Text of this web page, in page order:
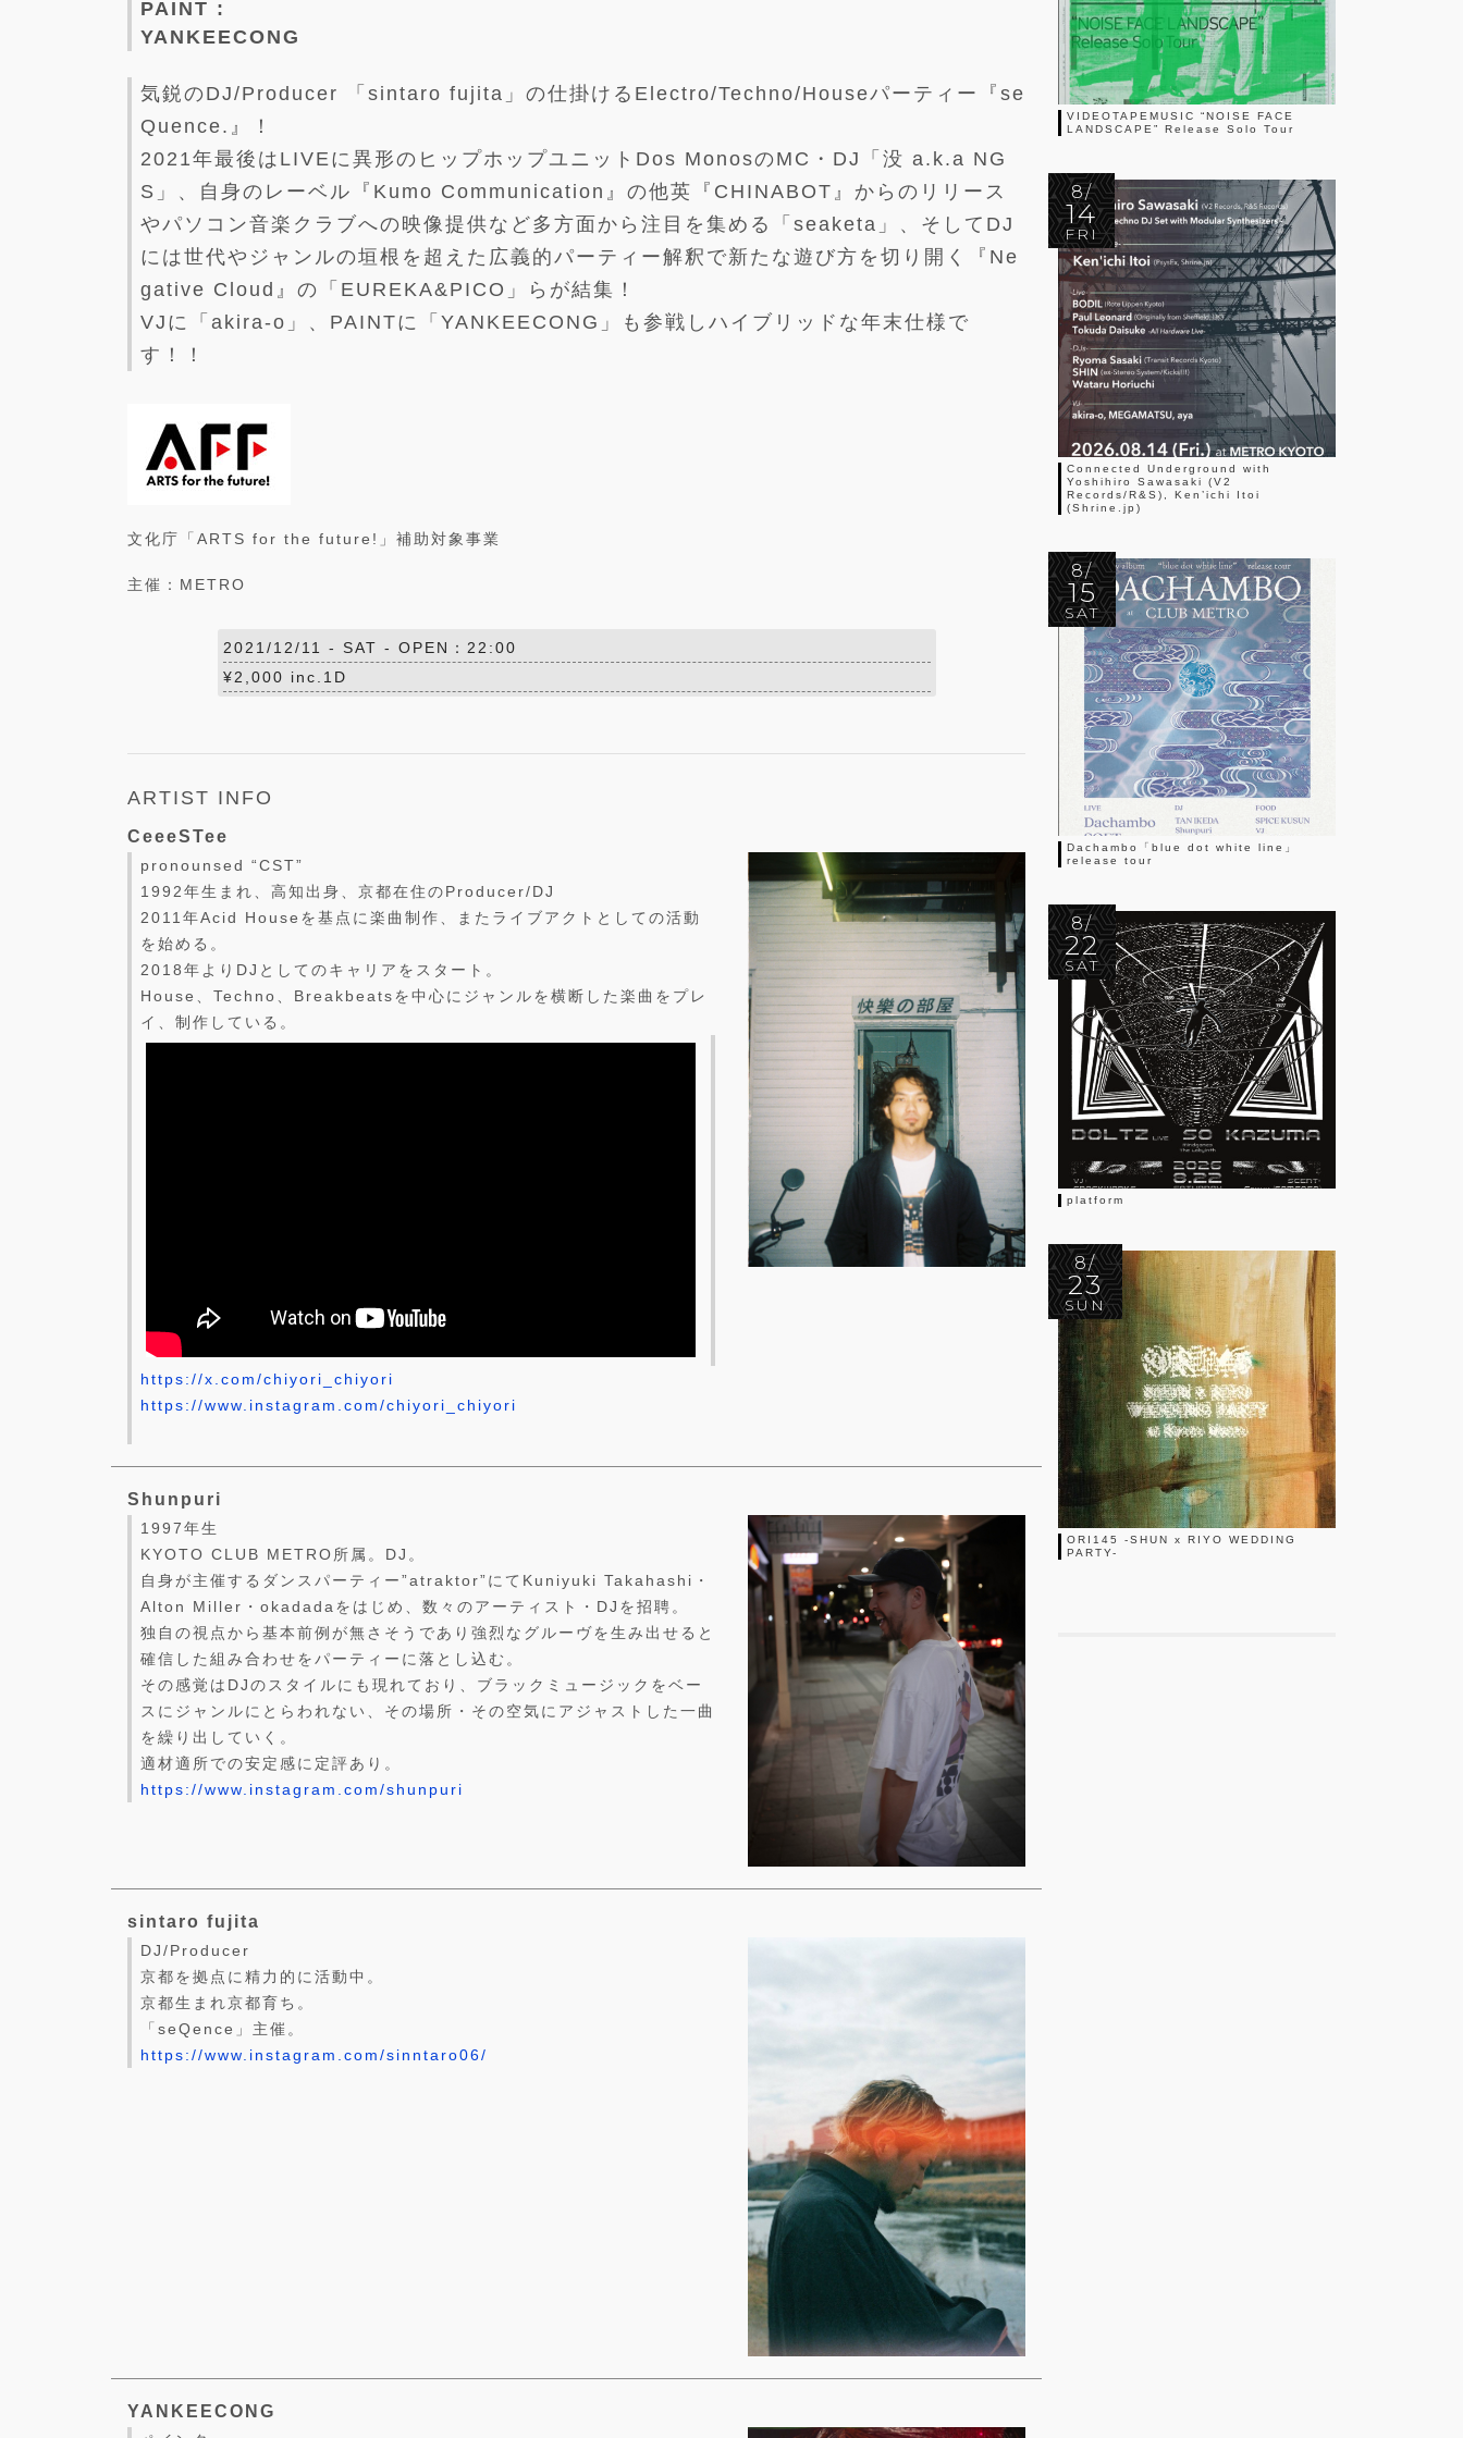
PAINT :
YANKEECONG
気鋭のDJ/Producer 「sintaro fujita」の仕掛けるElectro/Techno/Houseパーティー『se
Quence.』！
2021年最後はLIVEに異形のヒップホップユニットDos MonosのMC・DJ「没 a.k.a NG
S」、自身のレーベル『Kumo Communication』の他英『CHINABOT』からのリリース
やパソコン音楽クラブへの映像提供など多方面から注目を集める「seaketa」、そしてDJ
には世代やジャンルの垣根を超えた広義的パーティー解釈で新たな遊び方を切り開く『Ne
gative Cloud』の「EUREKA&PICO」らが結集！
VJに「akira-o」、PAINTに「YANKEECONG」も参戦しハイブリッドな年末仕様で
す！！
文化庁「ARTS for the future!」補助対象事業
主催：METRO
2021/12/11 - SAT - OPEN：22:00
¥2,000 inc.1D
ARTIST INFO
CeeeSTee
pronounsed “CST”
1992年生まれ、高知出身、京都在住のProducer/DJ
2011年Acid Houseを基点に楽曲制作、またライブアクトとしての活動
を始める。
2018年よりDJとしてのキャリアをスタート。
House、Techno、Breakbeatsを中心にジャンルを横断した楽曲をプレ
イ、制作している。
https://x.com/chiyori_chiyori
https://www.instagram.com/chiyori_chiyori
Shunpuri
1997年生
KYOTO CLUB METRO所属。DJ。
自身が主催するダンスパーティー”atraktor”にてKuniyuki Takahashi・
Alton Miller・okadadaをはじめ、数々のアーティスト・DJを招聘。
独自の視点から基本前例が無さそうであり強烈なグルーヴを生み出せると
確信した組み合わせをパーティーに落とし込む。
その感覚はDJのスタイルにも現れており、ブラックミュージックをベー
スにジャンルにとらわれない、その場所・その空気にアジャストした一曲
を繰り出していく。
適材適所での安定感に定評あり。
https://www.instagram.com/shunpuri
sintaro fujita
DJ/Producer
京都を拠点に精力的に活動中。
京都生まれ京都育ち。
「seQence」主催。
https://www.instagram.com/sinntaro06/
YANKEECONG
VIDEOTAPEMUSIC “NOISE FACE
LANDSCAPE” Release Solo Tour
8/
14
FRI
Connected Underground with
Yoshihiro Sawasaki (V2
Records/R&S), Ken’ichi Itoi
(Shrine.jp)
8/
15
SAT
Dachambo「blue dot white line」
release tour
8/
22
SAT
platform
8/
23
SUN
ORI145 -SHUN x RIYO WEDDING
PARTY-